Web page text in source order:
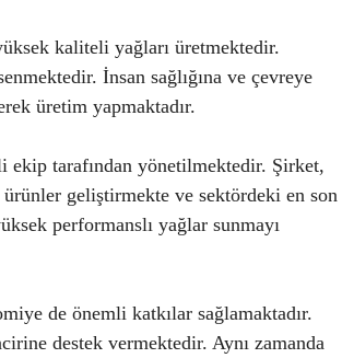
kaliteli yağları üretmektedir.
İnsan sağlığına ve çevreye
üretim yapmaktadır.
ekip tarafından yönetilmektedir. Şirket,
geliştirmekte ve sektördeki en son
performanslı yağlar sunmayı
de önemli katkılar sağlamaktadır.
destek vermektedir. Aynı zamanda